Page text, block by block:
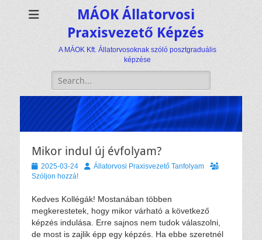
MÁOK Állatorvosi
Praxisvezető Képzés
A MÁOK Kft. Állatorvosoknak szóló posztgraduális
képzése
Keresés:
Mikor indul új évfolyam?
Közzétéve
2025-03-24 SzerzőÁllatorvosi Praxisvezető Tanfolyam
Szóljon hozzá!
Kedves Kollégák! Mostanában többen
megkerestetek, hogy mikor várható a következő
képzés indulása. Erre sajnos nem tudok válaszolni,
de most is zajlik épp egy képzés. Ha ebbe szeretnél